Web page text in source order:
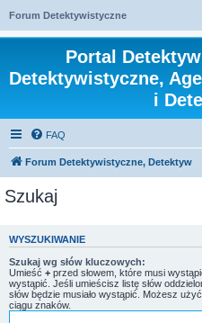
Forum Detektywistyczne
Portal
Detektywistyczne,
i
FAQ
Forum Detektywistyczne, Detektyw
Szukaj
WYSZUKIWANIE
Szukaj wg słów kluczowych:
Umieść + przed słowem, które musi
wystąpić. Jeśli umieścisz listę słów
słów będzie musiało wystąpić. Możesz
ciągu znaków.